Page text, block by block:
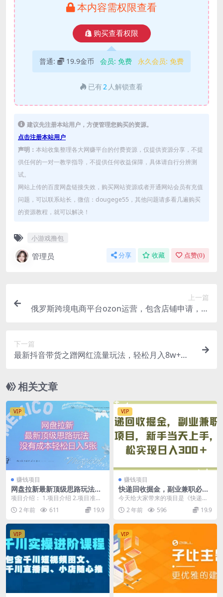
本内容需权限查看
购买查看权限
普通: 19.9金币 会员: 免费 永久会员: 免费
已有2 人解锁查看
建议先注册本站用户，方便管理您购买的资源。
点击注册本站用户
声明： 本站收集整理各大网赚平台的付费资源，仅提供资源分享，不提
供任何的一对一教学指导，不提供任何收益保障，具体请自行分辨测
试。
网站上传的百度网盘链接失效，购买网站资源或者开通网站会员有充值
问题，可以联系站长，微信：dougege55，其他问题请多看几遍购买
的资源教程，就可以解决！
小游戏撸包
管理员 分享 收藏 点赞(0)
上一篇
俄罗斯跨境电商平台ozon运营，包含店铺申请，运
下一篇
最新抖音带货之蹭网红流量玩法，轻松月入8w+的
相关文章
VIP
赚钱项目
网盘拉新最新顶级思路玩法没
有成本，轻松日入500+
项目介绍： 1.项目介绍 2.项目准备
3.项目实操 前期执行力强一点，后
期不用...
2 年前 611 19.9
VIP
赚钱项目
快递回收掘金，副业兼职必备
项目，新手当天上手，轻松实
现日入300＋
今天给大家带来的项目是《快递回
收掘金，副业兼职必备项目，新手
当天上手，轻松实现日...
2 年前 596 19.9
VIP VIP